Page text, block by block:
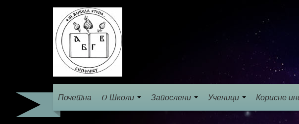
Почетна O Школи Запослени Ученици Корисне